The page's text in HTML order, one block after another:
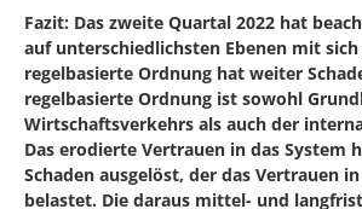
Fazit: Das zweite Quartal 2022 hat
auf unterschiedlichsten Ebenen mit
regelbasierte Ordnung hat weiter
regelbasierte Ordnung ist sowohl
Wirtschaftsverkehrs als auch der
Das erodierte Vertrauen in das System
Schaden ausgelöst, der das Vertrauen
belastet. Die daraus mittel- und